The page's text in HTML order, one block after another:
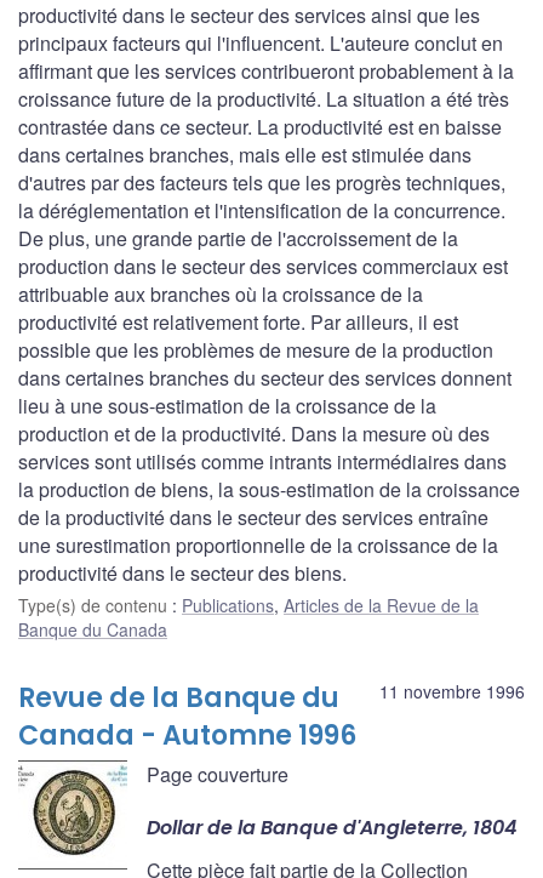
productivité dans le secteur des services ainsi que les
principaux facteurs qui l'influencent. L'auteure conclut en
affirmant que les services contribueront probablement à la
croissance future de la productivité. La situation a été très
contrastée dans ce secteur. La productivité est en baisse
dans certaines branches, mais elle est stimulée dans
d'autres par des facteurs tels que les progrès techniques,
la déréglementation et l'intensification de la concurrence.
De plus, une grande partie de l'accroissement de la
production dans le secteur des services commerciaux est
attribuable aux branches où la croissance de la
productivité est relativement forte. Par ailleurs, il est
possible que les problèmes de mesure de la production
dans certaines branches du secteur des services donnent
lieu à une sous-estimation de la croissance de la
production et de la productivité. Dans la mesure où des
services sont utilisés comme intrants intermédiaires dans
la production de biens, la sous-estimation de la croissance
de la productivité dans le secteur des services entraîne
une surestimation proportionnelle de la croissance de la
productivité dans le secteur des biens.
Type(s) de contenu : Publications, Articles de la Revue de la
Banque du Canada
11 novembre 1996
Revue de la Banque du
Canada - Automne 1996
Page couverture
Dollar de la Banque d'Angleterre, 1804
Cette pièce fait partie de la Collection